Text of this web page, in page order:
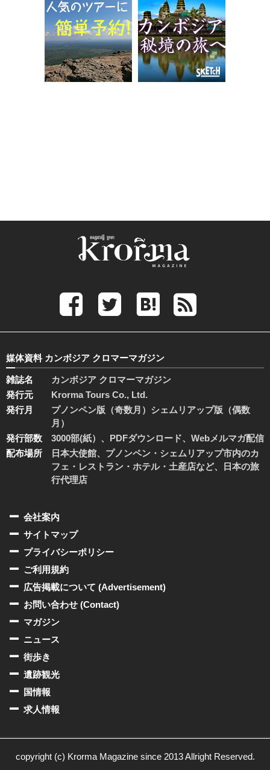
媒体資料 カンボジア クロマーマガジン
雑誌名
カンボジア クロマーマガジン
発行元
Krorma Tours Co., Ltd.
発行月
プノンペン版（奇数月）シェムリアップ版（偶数
月）
発行部数
3000部(紙）、PDFダウンロード、Webメルマガ配信
配布場所
日本大使館、プノンペン・シェムリアップ市内のカ
フェ・レストラン・ホテル・土産店など、日本の旅
行代理店
会社案内
サイトマップ
プライバシーポリシー
ご利用規約
広告掲載について (Advertisement)
お問い合わせ (Contact)
マガジン
ニュース
街歩き
遺跡観光
国情報
求人情報
copyright (c) Krorma Magazine since 2013 Allright Reserved.